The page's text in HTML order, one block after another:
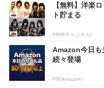
【無料】洋楽
ト貯まる
PR(Rチャンネル)
Amazon今日も
続々登場
PR(Amazon)